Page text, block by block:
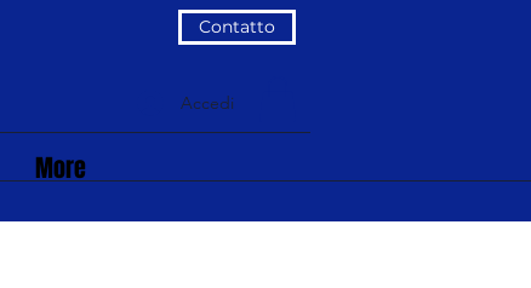
Contatto
Accedi
More